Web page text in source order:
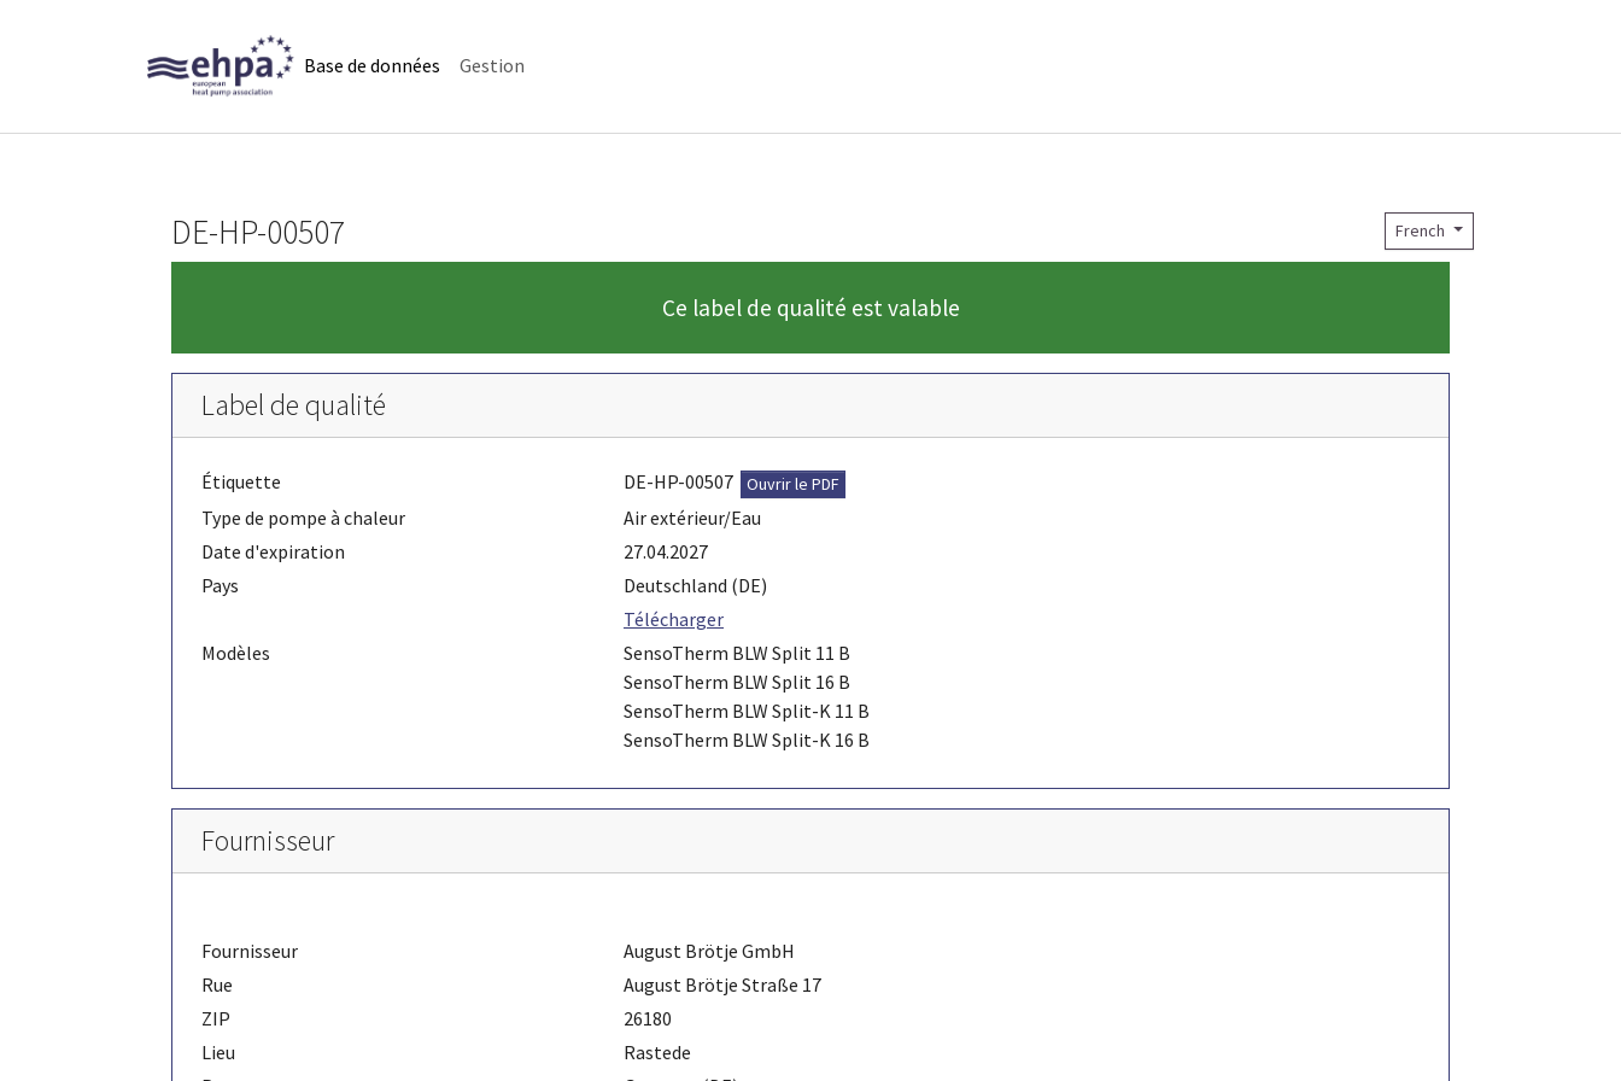
Base de données(current)
Gestion
French
DE-HP-00507
Ce label de qualité est valable
Label de qualité
Étiquette DE-HP-00507 Ouvrir le PDF
Type de pompe à chaleur
Air extérieur/Eau
Date d'expiration
27.04.2027
Pays
Deutschland (DE)
Télécharger
Modèles
SensoTherm BLW Split 11 B
SensoTherm BLW Split 16 B
SensoTherm BLW Split-K 11 B
SensoTherm BLW Split-K 16 B
Fournisseur
Fournisseur
August Brötje GmbH
Rue
August Brötje Straße 17
ZIP
26180
Lieu
Rastede